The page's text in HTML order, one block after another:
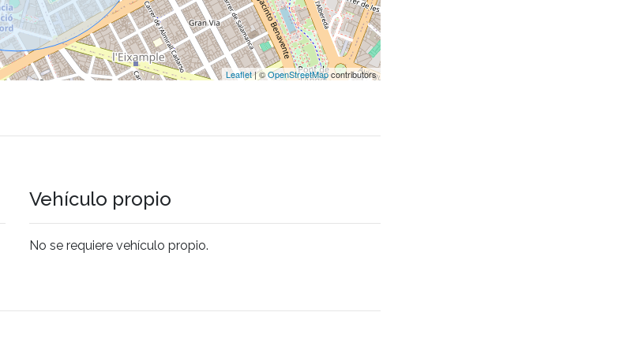
Leaflet| ©OpenStreetMapcontributors
Vehículo propio
No se requiere vehículo propio.